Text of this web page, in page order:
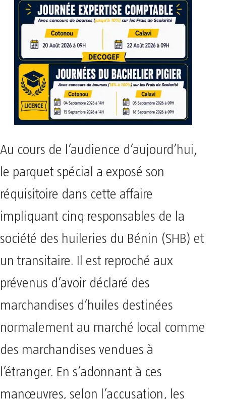
Au cours de l’audience d’aujourd’hui,
le parquet spécial a exposé son
réquisitoire dans cette affaire
impliquant cinq responsables de la
société des huileries du Bénin (SHB) et
un transitaire. Il est reproché aux
prévenus d’avoir déclaré des
marchandises d’huiles destinées
normalement au marché local comme
des marchandises vendues à
l’étranger. En s’adonnant à ces
manœuvres, selon l’accusation, les